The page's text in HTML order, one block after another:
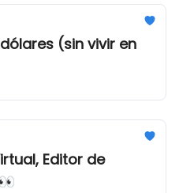
(sin vivir en
Editor de